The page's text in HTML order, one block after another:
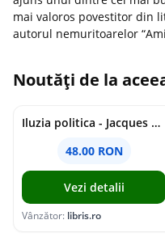
mai valoros povestitor din
autorul nemuritoarelor
Noutăți de la
Iluzia politica - Jacques Ellul
48.00 RON
Vezi detalii
Vânzător: libris.ro